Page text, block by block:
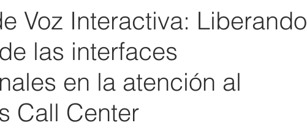
Voz Interactiva: Liberando
las interfaces
en la atención al
Call Center